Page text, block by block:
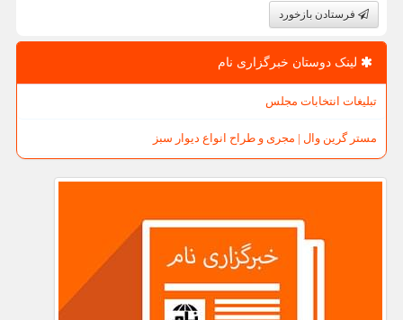
فرستادن بازخورد
لینک دوستان خبرگزاری نام
تبلیغات انتخابات مجلس
مستر گرین وال | مجری و طراح انواع دیوار سبز